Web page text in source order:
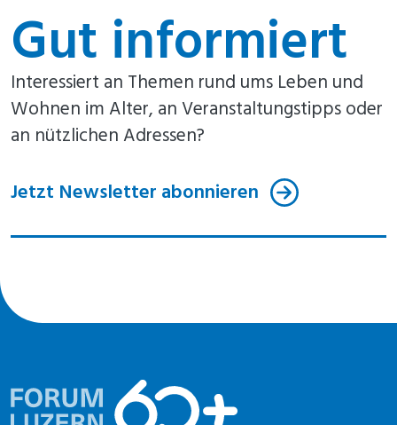
Gut informiert
Interessiert an Themen rund ums Leben und
Wohnen im Alter, an Veranstaltungstipps oder
an nützlichen Adressen?
Jetzt Newsletter abonnieren